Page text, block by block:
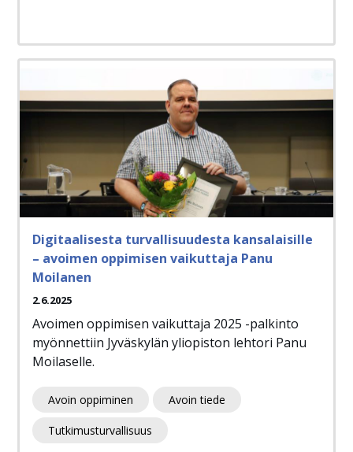
Digitaalisesta turvallisuudesta kansalaisille
– avoimen oppimisen vaikuttaja Panu
Moilanen
2.6.2025
Avoimen oppimisen vaikuttaja 2025 -palkinto
myönnettiin Jyväskylän yliopiston lehtori Panu
Moilaselle.
Avoin oppiminen Avoin tiede
Tutkimusturvallisuus